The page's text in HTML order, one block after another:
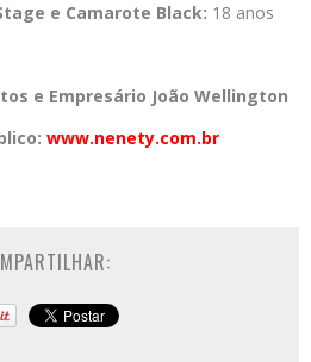
e Camarote Black: 18 anos
e Empresário João Wellington
www.nenety.com.br